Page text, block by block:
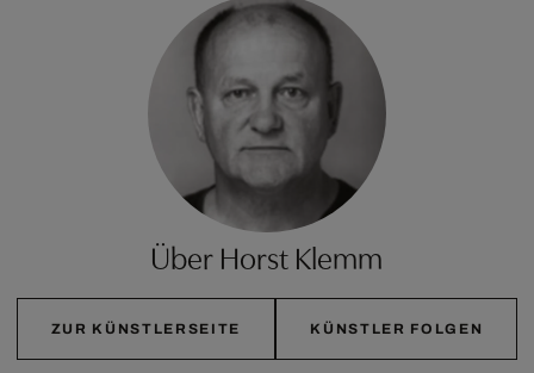
Über Horst Klemm
ZUR KÜNSTLERSEITE KÜNSTLER FOLGEN